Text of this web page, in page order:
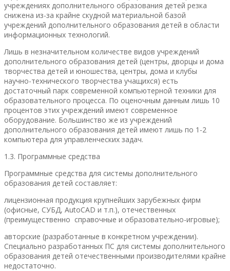
учреждениях дополнительного образования детей резка
снижена из-за крайне скудной материальной базой
учреждений дополнительного образования детей в области
информационных технологий.
Лишь в незначительном количестве видов учреждений
дополнительного образования детей (центры, дворцы и дома
творчества детей и юношества, центры, дома и клубы
научно-технического творчества учащихся) есть
достаточный парк современной компьютерной техники для
образовательного процесса. По оценочным данным лишь 10
процентов этих учреждений имеют современное
оборудование. Большинство же из учреждений
дополнительного образования детей имеют лишь по 1-2
компьютера для управленческих задач.
1.3. Программные средства
Программные средства для системы дополнительного
образования детей составляет:
лицензионная продукция крупнейших зарубежных фирм
(офисные, СУБД, AutoCAD и т.п.), отечественных
(преимущественно справочные и образовательно-игровые);
авторские (разработанные в конкретном учреждении).
Специально разработанных ПС для системы дополнительного
образования детей отечественными производителями крайне
недостаточно.